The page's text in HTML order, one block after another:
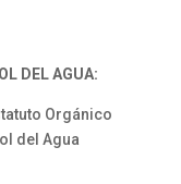
DEL AGUA:
Orgánico
del Agua